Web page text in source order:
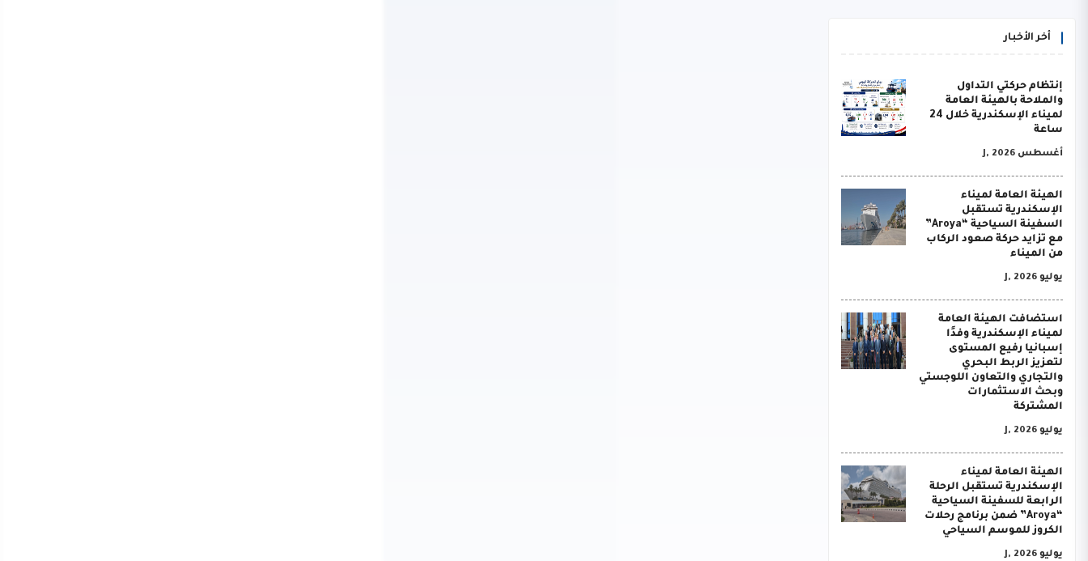
أخر الأخبار
إنتظام حركتي التداول
والملاحة بالهيئة العامة
لميناء الإسكندرية خلال 24
ساعة
أغسطس J, 2026
الهيئة العامة لميناء
الإسكندرية تستقبل
السفينة السياحية “Aroya”
مع تزايد حركة صعود الركاب
من الميناء
يوليو J, 2026
استضافت الهيئة العامة
لميناء الإسكندرية وفدًا
إسبانيا رفيع المستوى
لتعزيز الربط البحري
والتجاري والتعاون اللوجستي
وبحث الاستثمارات
المشتركة
يوليو J, 2026
الهيئة العامة لميناء
الإسكندرية تستقبل الرحلة
الرابعة للسفينة السياحية
“Aroya” ضمن برنامج رحلات
الكروز للموسم السياحي
يوليو J, 2026